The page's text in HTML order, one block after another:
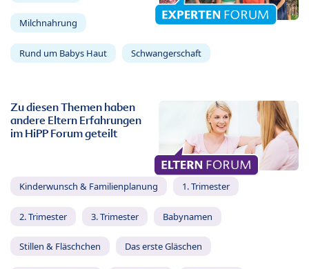
Milchnahrung
Rund um Babys Haut Schwangerschaft
Zu diesen Themen haben
andere Eltern Erfahrungen
im HiPP Forum geteilt
Kinderwunsch & Familienplanung 1. Trimester
2. Trimester 3. Trimester Babynamen
Stillen & Fläschchen Das erste Gläschen